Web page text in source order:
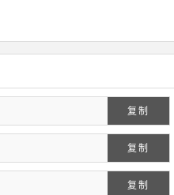
复制
复制
复制